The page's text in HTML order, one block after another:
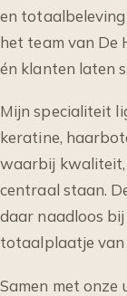
en
het team van De
én klanten laten
Mijn specialiteit
keratine,
waarbij kwaliteit,
centraal staan.
daar naadloos
totaalplaatje
Samen met onze